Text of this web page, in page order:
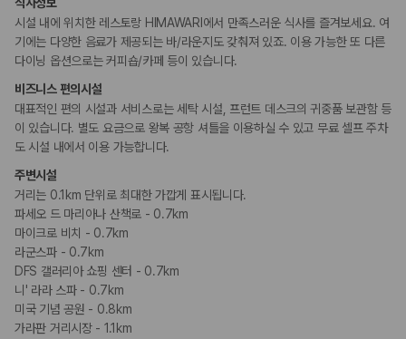
시설 내에 위치한 레스토랑 HIMAWARI에서 만족스러운 식사를 즐겨보세요. 여
기에는 다양한 음료가 제공되는 바/라운지도 갖춰져 있죠. 이용 가능한 또 다른
다이닝 옵션으로는 커피숍/카페 등이 있습니다.
비즈니스 편의시설
대표적인 편의 시설과 서비스로는 세탁 시설, 프런트 데스크의 귀중품 보관함 등
이 있습니다. 별도 요금으로 왕복 공항 셔틀을 이용하실 수 있고 무료 셀프 주차
도 시설 내에서 이용 가능합니다.
주변시설
거리는 0.1km 단위로 최대한 가깝게 표시됩니다.
파세오 드 마리아나 산책로 - 0.7km
마이크로 비치 - 0.7km
라군스파 - 0.7km
DFS 갤러리아 쇼핑 센터 - 0.7km
니' 라라 스파 - 0.7km
미국 기념 공원 - 0.8km
가라판 거리시장 - 1.1km